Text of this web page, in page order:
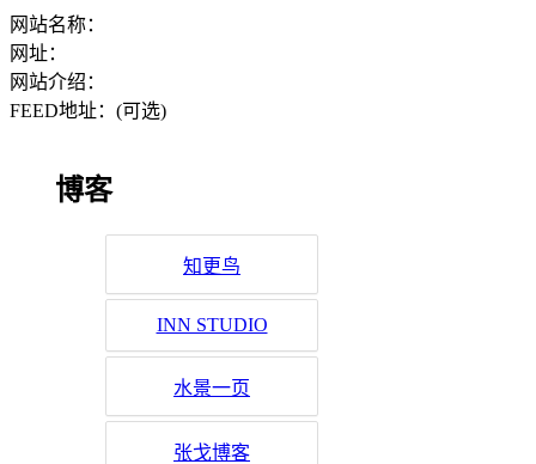
网站名称：
网址：
网站介绍：
FEED地址：(可选)
博客
知更鸟
INN STUDIO
水景一页
张戈博客